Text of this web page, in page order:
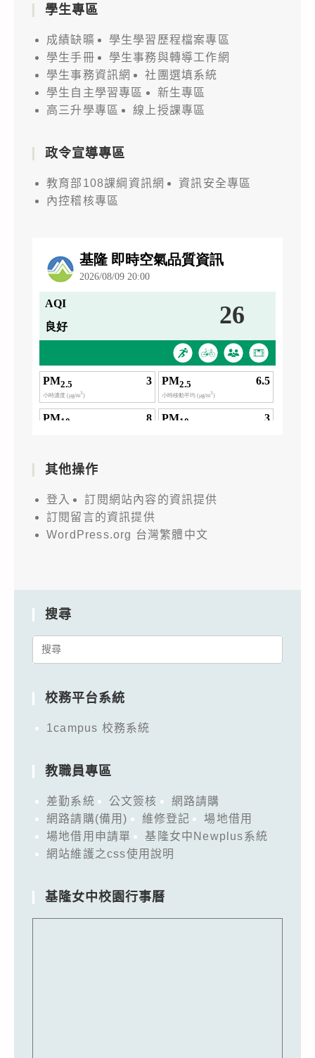
學生專區
成績缺曠
學生學習歷程檔案專區
學生手冊
學生事務與轉導工作網
學生事務資訊網
社團選填系統
學生自主學習專區
新生專區
高三升學專區
線上授課專區
政令宣導專區
教育部108課綱資訊網
資訊安全專區
內控稽核專區
其他操作
登入
訂閱網站內容的資訊提供
訂閱留言的資訊提供
WordPress.org 台灣繁體中文
搜尋
Search
校務平台系統
1campus 校務系統
教職員專區
差勤系統 公文簽核
網路請購
網路請購(備用)
維修登記
場地借用
場地借用申請單
基隆女中Newplus系統
網站維護之css使用說明
基隆女中校園行事曆